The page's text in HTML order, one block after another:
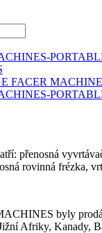
přenosná
rovinná frézka,
byly
Afriky, Kanady,